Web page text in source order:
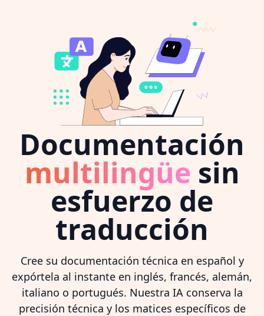
Documentación
multilingüe sin
esfuerzo de
traducción
Cree su documentación técnica en español y
expórtela al instante en inglés, francés, alemán,
italiano o portugués. Nuestra IA conserva la
precisión técnica y los matices específicos de